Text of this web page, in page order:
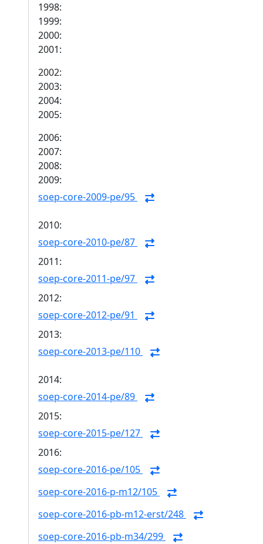
1998:
1999:
2000:
2001:
2002:
2003:
2004:
2005:
2006:
2007:
2008:
2009:
soep-core-2009-pe/95
2010:
soep-core-2010-pe/87
2011:
soep-core-2011-pe/97
2012:
soep-core-2012-pe/91
2013:
soep-core-2013-pe/110
2014:
soep-core-2014-pe/89
2015:
soep-core-2015-pe/127
2016:
soep-core-2016-pe/105
soep-core-2016-p-m12/105
soep-core-2016-pb-m12-erst/248
soep-core-2016-pb-m34/299